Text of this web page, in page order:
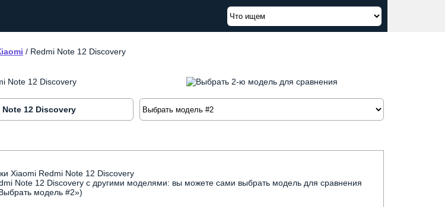
/ Redmi Note 12 Discovery
Note 12 Discovery
Xiaomi Redmi Note 12 Discovery
Note 12 Discovery с другими моделями: вы можете сами выбрать модель для сравнения
модель #2»)